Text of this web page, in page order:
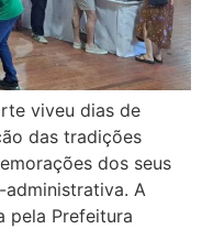
viveu dias de
das tradições
dos seus
A
pela Prefeitura